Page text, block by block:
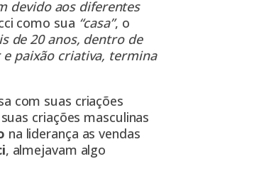
devido aos diferentes
como sua “casa”, o
de 20 anos, dentro de
paixão criativa, termina
com suas criações
criações masculinas
na liderança as vendas
, almejavam algo